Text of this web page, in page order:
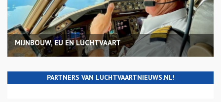
MIJNBOUW, EU EN LUCHTVAART
PARTNERS VAN LUCHTVAARTNIEUWS.NL!